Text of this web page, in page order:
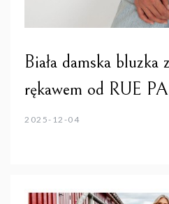
Biała damska
rękawem od RUE
2025-12-04